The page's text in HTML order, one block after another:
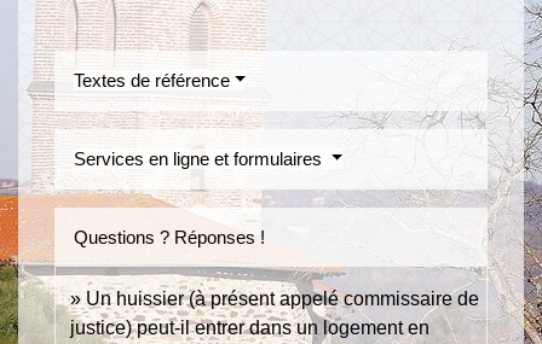
Textes de référence
Services en ligne et formulaires
Questions ? Réponses !
Un huissier (à présent appelé commissaire de
justice) peut-il entrer dans un logement en